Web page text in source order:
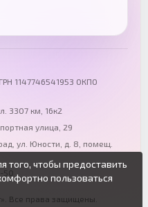
Омск1147746541953 ОКПО
3307 км, 16к2
улица, 29
ул. Юности, д. 8, помещ.
50
Все права защищены.
чтобы предоставить
пользоваться